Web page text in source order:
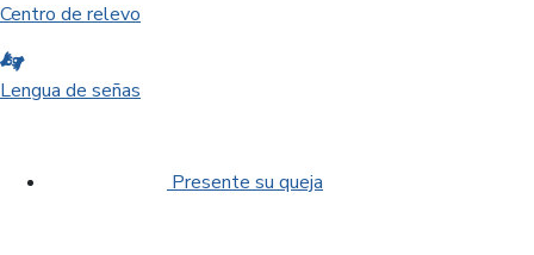
Centro de relevo
Lengua de señas
Presente su queja